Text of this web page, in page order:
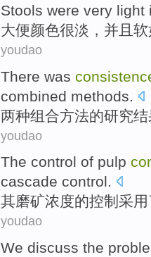
Stools were very light
大便颜色很淡 ， 并且软
youdao
There was
combined methods
两种组合方法的研究结
youdao
The control of pulp
cascade control.
其磨矿浓度的控制 采用
youdao
We discuss the